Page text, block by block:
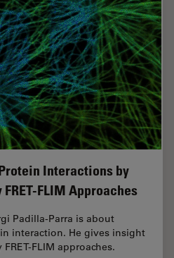
Interactions by
FLIM Approaches
Padilla-Parra is about
interaction. He gives insight
FLIM approaches.